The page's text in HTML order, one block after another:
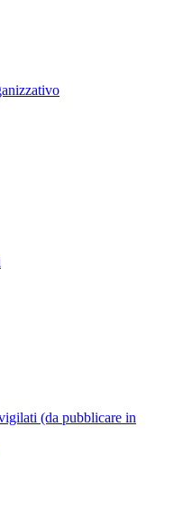
(da pubblicare in